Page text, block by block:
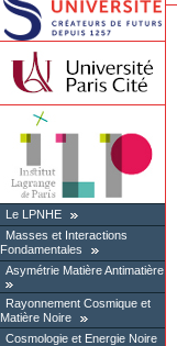
Le LPNHE
Masses et Interactions
Fondamentales
Asymétrie Matière Antimatière
Rayonnement Cosmique et
Matière Noire
Cosmologie et Energie Noire